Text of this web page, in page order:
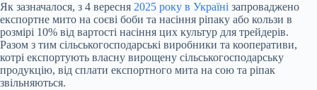
Як зазначалося, з 4 вересня 2025 року в Україні запроваджено
експортне мито на соєві боби та насіння ріпаку або кользи в
розмірі 10% від вартості насіння цих культур для трейдерів.
Разом з тим сільськогосподарські виробники та кооперативи,
котрі експортують власну вирощену сільськогосподарську
продукцію, від сплати експортного мита на сою та ріпак
звільняються.